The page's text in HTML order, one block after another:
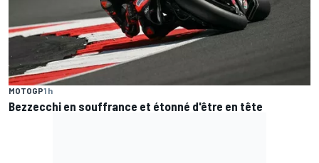
MOTOGP1 h
Bezzecchi en souffrance et étonné d'être en tête